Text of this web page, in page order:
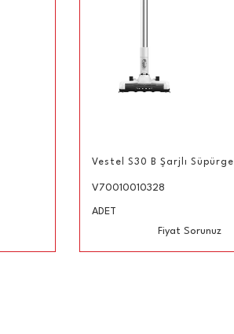
Vestel S30 B Şarjlı Süpürge
V70010010328
ADET
Fiyat Sorunuz